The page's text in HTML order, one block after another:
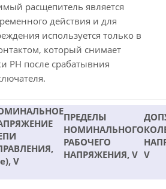
расщепитель является
действия и для
используется только в
который снимает
РН после срабатывния
V
ПРЕДЕЛЫ
НОМИНАЛЬНОГО
РАБОЧЕГО
НАПРЯЖЕНИЯ, V V